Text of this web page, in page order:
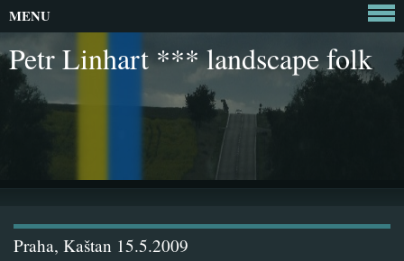
Petr Linhart *** landscape folk
Praha, Kaštan 15.5.2009
MENU